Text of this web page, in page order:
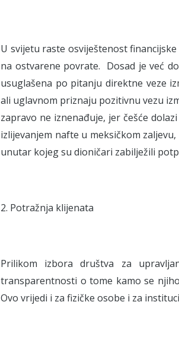
U svijetu raste osviještenost
na ostvarene povrate. Dosad je već
usuglašena po pitanju direktne veze
ali uglavnom priznaju pozitivnu vezu
zapravo ne iznenađuje, jer češće
izlijevanjem nafte u meksičkom
unutar kojeg su dioničari zabilježili
2. Potražnja klijenata
Prilikom izbora društva za
transparentnosti o tome kamo se
Ovo vrijedi i za fizičke osobe i za